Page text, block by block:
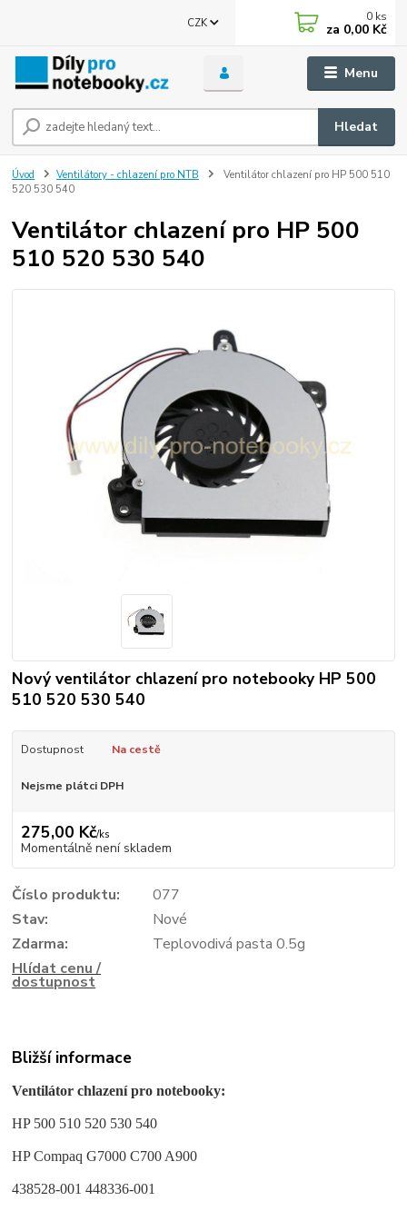
Menu
CZK
Hledat
0 ks
za 0,00 Kč
Úvod Ventilátory - chlazení pro NTB
Ventilátor chlazení pro HP 500 510
520 530 540
Ventilátor chlazení pro HP 500
510 520 530 540
Nový ventilátor chlazení pro notebooky HP 500
510 520 530 540
Dostupnost Na cestě
Nejsme plátci DPH
275,00 Kč/ks
Momentálně není skladem
Číslo produktu:
077
Stav:
Nové
Zdarma:
Teplovodivá pasta 0.5g
Hlídat cenu /
dostupnost
Bližší informace
Ventilátor chlazení pro notebooky:
HP 500 510 520 530 540
HP Compaq G7000 C700 A900
438528-001 448336-001